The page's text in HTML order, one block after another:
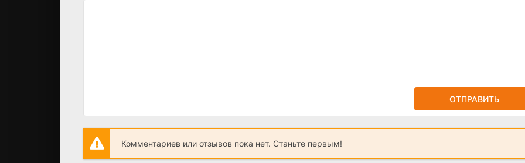
ОТПРАВИТЬ
Комментариев или отзывов пока нет. Станьте первым!